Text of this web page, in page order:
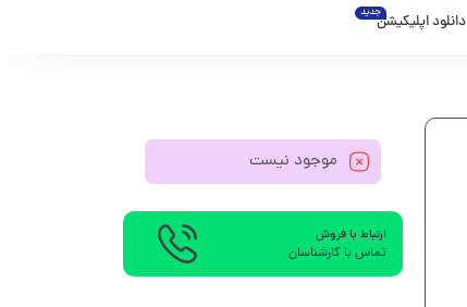
دانلود اپلیکیشنجدید
موجود نیست
ارتباط با فروش
تماس با کارشناسان